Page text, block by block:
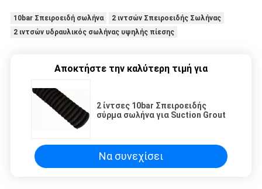
10bar Σπειροειδή σωλήνα
2 ιντσών Σπειροειδής Σωλήνας
2 ιντσών υδραυλικός σωλήνας υψηλής πίεσης
Αποκτήστε την καλύτερη τιμή για
2 ίντσες 10bar Σπειροειδής
σύρμα σωλήνα για Suction Grout
Να συνεχίσει